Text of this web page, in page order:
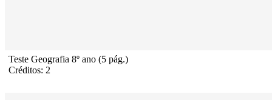
Teste Geografia 8º ano (5 pág.)
Créditos: 2